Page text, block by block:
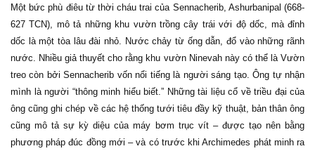
Một bức phù điêu từ thời cháu trai của Sennacherib, Ashurbanipal (668-
627 TCN), mô tả những khu vườn trồng cây trái với độ dốc, mà đỉnh
dốc là một tòa lâu đài nhỏ. Nước chảy từ ống dẫn, đổ vào những rãnh
nước. Nhiều giả thuyết cho rằng khu vườn Ninevah này có thể là Vườn
treo còn bởi Sennacherib vốn nổi tiếng là người sáng tạo. Ông tự nhận
mình là người “thông minh hiểu biết.” Những tài liệu cổ về triều đại của
ông cũng ghi chép về các hệ thống tưới tiêu đầy kỹ thuật, bản thân ông
cũng mô tả sự kỳ diệu của máy bơm trục vít – được tạo nên bằng
phương pháp đúc đồng mới – và có trước khi Archimedes phát minh ra